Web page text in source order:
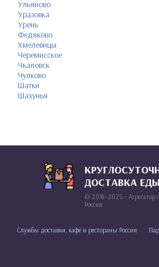
Ульяново
Уразовка
Урень
Федяково
Хмелевицы
Черемисское
Чкаловск
Чулково
Шатки
Шахунья
ДОСТАВКА ЕДЫ
© 2018–2025 – Агрегатор
России
Службы доставки, кафе и рестораны России